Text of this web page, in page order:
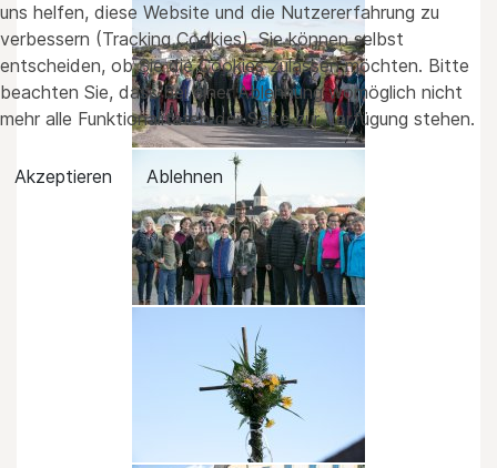
uns helfen, diese Website und die Nutzererfahrung zu
verbessern (Tracking Cookies). Sie können selbst
entscheiden, ob Sie die Cookies zulassen möchten. Bitte
beachten Sie, dass bei einer Ablehnung womöglich nicht
mehr alle Funktionalitäten der Seite zur Verfügung stehen.
Akzeptieren Ablehnen